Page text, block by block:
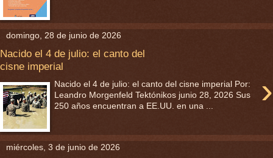
domingo, 28 de junio de 2026
Nacido el 4 de julio: el canto del
cisne imperial
›
Nacido el 4 de julio: el canto del cisne imperial Por:
Leandro Morgenfeld Tektónikos junio 28, 2026 Sus
250 años encuentran a EE.UU. en una ...
miércoles, 3 de junio de 2026